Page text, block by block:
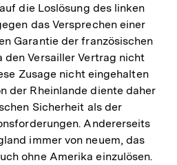
die Loslösung des linken
das Versprechen einer
Garantie der französischen
den Versailler Vertrag nicht
Zusage nicht eingehalten
der Rheinlande diente daher
Sicherheit als der
Andererseits
immer von neuem, das
ohne Amerika einzulösen.